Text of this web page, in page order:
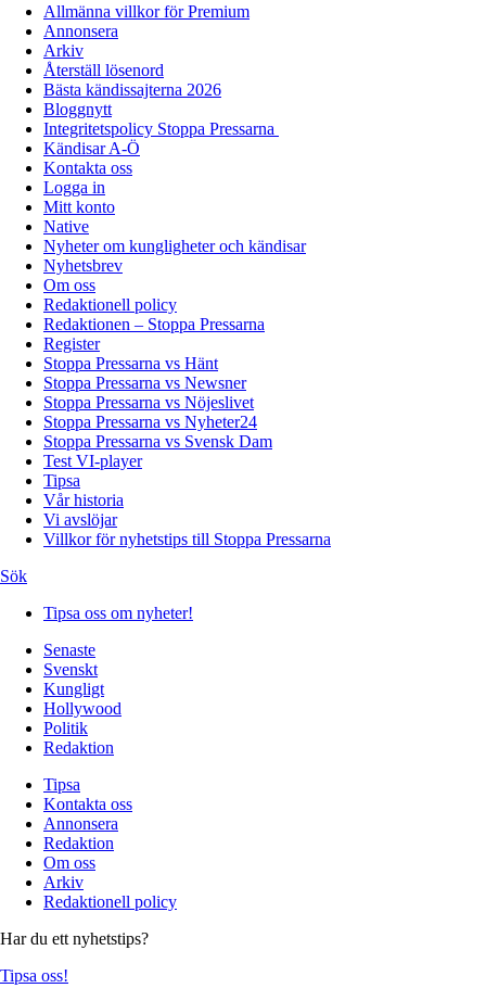
Allmänna villkor för Premium
Annonsera
Arkiv
Återställ lösenord
Bästa kändissajterna 2026
Bloggnytt
Integritetspolicy Stoppa Pressarna
Kändisar A-Ö
Kontakta oss
Logga in
Mitt konto
Native
Nyheter om kungligheter och kändisar
Nyhetsbrev
Om oss
Redaktionell policy
Redaktionen – Stoppa Pressarna
Register
Stoppa Pressarna vs Hänt
Stoppa Pressarna vs Newsner
Stoppa Pressarna vs Nöjeslivet
Stoppa Pressarna vs Nyheter24
Stoppa Pressarna vs Svensk Dam
Test VI-player
Tipsa
Vår historia
Vi avslöjar
Villkor för nyhetstips till Stoppa Pressarna
Sök
Tipsa oss om nyheter!
Senaste
Svenskt
Kungligt
Hollywood
Politik
Redaktion
Tipsa
Kontakta oss
Annonsera
Redaktion
Om oss
Arkiv
Redaktionell policy
Har du ett nyhetstips?
Tipsa oss!